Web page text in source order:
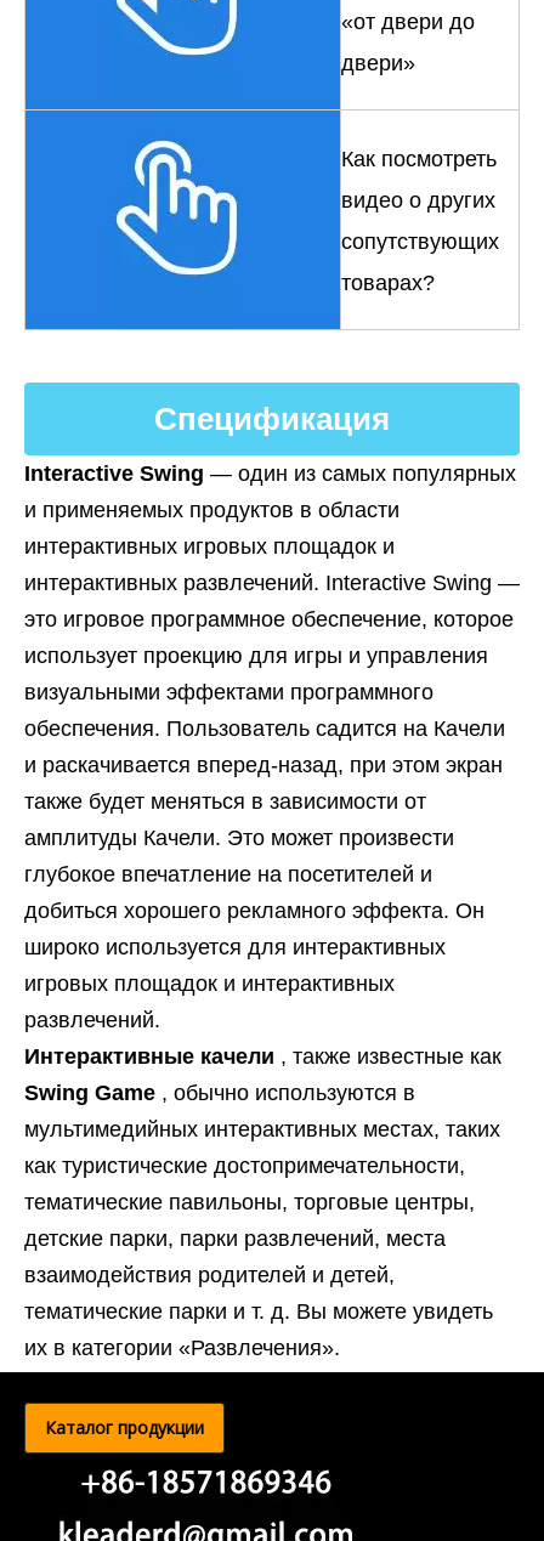
«от двери до
двери»
Как посмотреть
видео о других
сопутствующих
товарах?
Спецификация
Interactive Swing — один из самых популярных
и применяемых продуктов в области
интерактивных игровых площадок и
интерактивных развлечений. Interactive Swing —
это игровое программное обеспечение, которое
использует проекцию для игры и управления
визуальными эффектами программного
обеспечения. Пользователь садится на Качели
и раскачивается вперед-назад, при этом экран
также будет меняться в зависимости от
амплитуды Качели. Это может произвести
глубокое впечатление на посетителей и
добиться хорошего рекламного эффекта. Он
широко используется для интерактивных
игровых площадок и интерактивных
развлечений.
Интерактивные качели , также известные как
Swing Game , обычно используются в
мультимедийных интерактивных местах, таких
как туристические достопримечательности,
тематические павильоны, торговые центры,
детские парки, парки развлечений, места
взаимодействия родителей и детей,
тематические парки и т. д. Вы можете увидеть
их в категории «Развлечения».
Каталог продукции